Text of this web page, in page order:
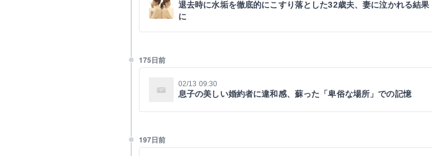
退去時に水垢を徹底的にこすり落とした32歳夫、妻に泣かれる結果
に
175日前
02/13 09:30
息子の美しい婚約者に違和感、蘇った「卑俗な場所」での記憶
197日前